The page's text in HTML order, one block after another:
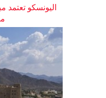
اليونسكو تعتمد